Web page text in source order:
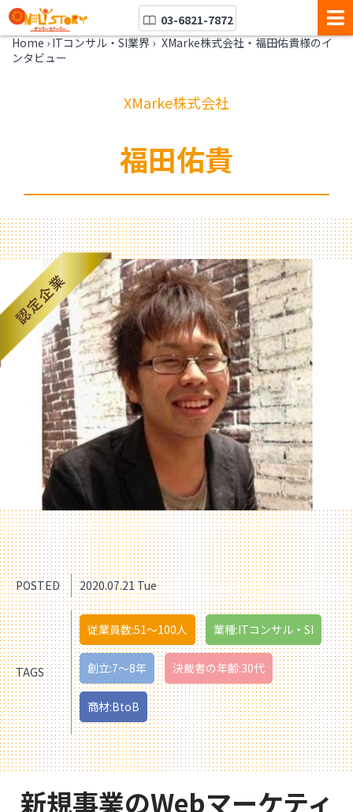
03-6821-7872
Home › ITコンサル・SI業界 › XMarke株式会社・福田佑貴様のイ
ンタビュー
XMarke株式会社
福田佑貴
POSTED 2020.07.21 Tue
TAGS
従業員数:51〜100人 業種:ITコンサル・SI
創立:7〜8年 決裁者の年齢:30代
商材:BtoB
新規事業のWebマーケティ